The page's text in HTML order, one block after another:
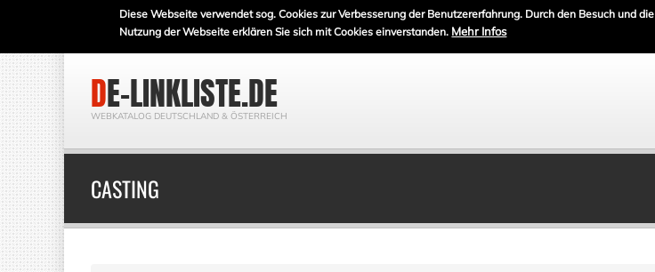
Diese Webseite verwendet sog. Cookies zur Verbesserung der Benutzererfahrung. Durch den Besuch und die
Nutzung der Webseite erklären Sie sich mit Cookies einverstanden. Mehr Infos
DE-LINKLISTE.DE
WEBKATALOG DEUTSCHLAND & ÖSTERREICH
CASTING